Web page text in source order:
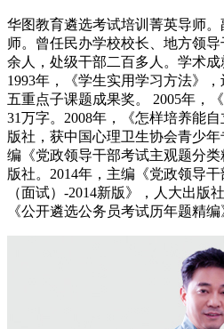
华图教育遴选考试培训菁英导师
师。曾任民办学校校长、地方领
余人，处级干部二百多人。学术成
1993年，《学生实用学习方法》
五重点子课题成果奖。 2005年，
31万字。2008年，《怎样培养能
版社，获中国心理卫生协会青少
编《党政领导干部考试主观题分类
版社。2014年，主编《党政领导
（面试）-2014新版》，人大出版
《公开遴选公务员考试历年题精编